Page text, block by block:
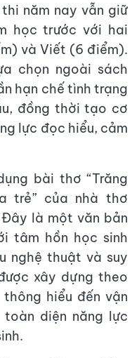
năm nay vẫn giữ
học trước với hai
và Viết (6 điểm).
chọn ngoài sách
hạn chế tình trạng
đồng thời tạo cơ
lực đọc hiểu, cảm
bài thơ “Trăng
trẻ” của nhà thơ
là một văn bản
tâm hồn học sinh
nghệ thuật và suy
xây dựng theo
hiểu đến vận
diện năng lực